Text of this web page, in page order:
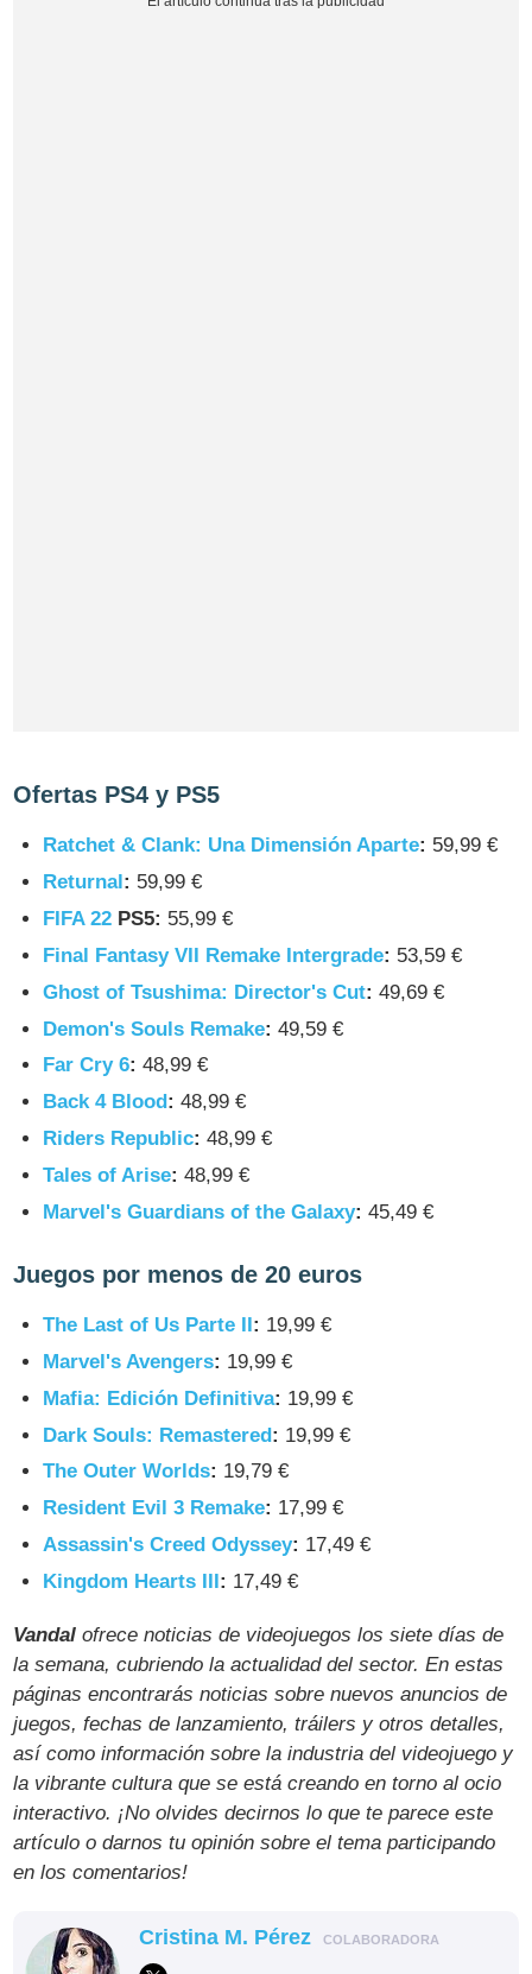
Ofertas PS4 y PS5
Ratchet & Clank: Una Dimensión Aparte: 59,99 €
Returnal: 59,99 €
FIFA 22 PS5: 55,99 €
Final Fantasy VII Remake Intergrade: 53,59 €
Ghost of Tsushima: Director's Cut: 49,69 €
Demon's Souls Remake: 49,59 €
Far Cry 6: 48,99 €
Back 4 Blood : 48,99 €
Riders Republic: 48,99 €
Tales of Arise: 48,99 €
Marvel's Guardians of the Galaxy: 45,49 €
Juegos por menos de 20 euros
The Last of Us Parte II: 19,99 €
Marvel's Avengers: 19,99 €
Mafia: Edición Definitiva: 19,99 €
Dark Souls: Remastered: 19,99 €
The Outer Worlds: 19,79 €
Resident Evil 3 Remake: 17,99 €
Assassin's Creed Odyssey: 17,49 €
Kingdom Hearts III: 17,49 €
Vandal ofrece noticias de videojuegos los siete días de
la semana, cubriendo la actualidad del sector. En estas
páginas encontrarás noticias sobre nuevos anuncios de
juegos, fechas de lanzamiento, tráilers y otros detalles,
así como información sobre la industria del videojuego y
la vibrante cultura que se está creando en torno al ocio
interactivo. ¡No olvides decirnos lo que te parece este
artículo o darnos tu opinión sobre el tema participando
en los comentarios!
Cristina M. Pérez COLABORADORA